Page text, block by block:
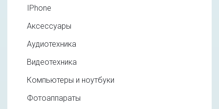
IPhone
Аксессуары
Аудиотехника
Видеотехника
Компьютеры и ноутбуки
Фотоаппараты